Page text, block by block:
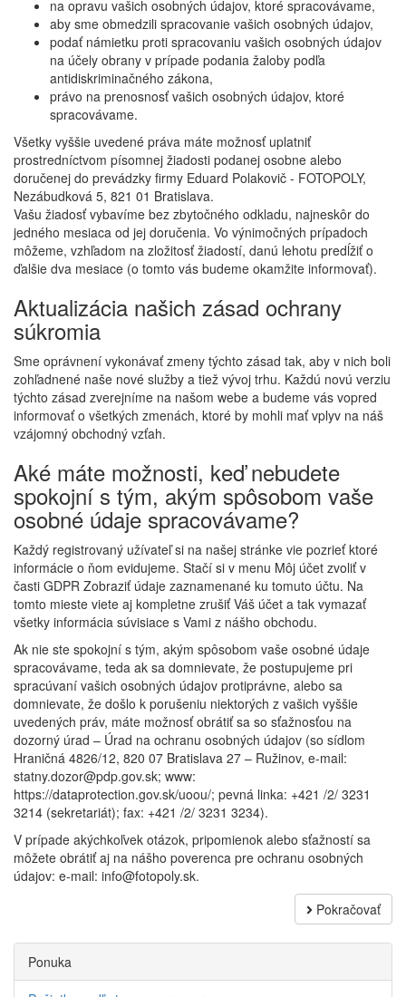
na opravu vašich osobných údajov, ktoré spracovávame,
aby sme obmedzili spracovanie vašich osobných údajov,
podať námietku proti spracovaniu vašich osobných údajov
na účely obrany v prípade podania žaloby podľa
antidiskriminačného zákona,
právo na prenosnosť vašich osobných údajov, ktoré
spracovávame.
Všetky vyššie uvedené práva máte možnosť uplatniť
prostredníctvom písomnej žiadosti podanej osobne alebo
doručenej do prevádzky firmy Eduard Polakovič - FOTOPOLY,
Nezábudková 5, 821 01 Bratislava.
Vašu žiadosť vybavíme bez zbytočného odkladu, najneskôr do
jedného mesiaca od jej doručenia. Vo výnimočných prípadoch
môžeme, vzhľadom na zložitosť žiadostí, danú lehotu predĺžiť o
ďalšie dva mesiace (o tomto vás budeme okamžite informovať).
Aktualizácia našich zásad ochrany
súkromia
Sme oprávnení vykonávať zmeny týchto zásad tak, aby v nich boli
zohľadnené naše nové služby a tiež vývoj trhu. Každú novú verziu
týchto zásad zverejníme na našom webe a budeme vás vopred
informovať o všetkých zmenách, ktoré by mohli mať vplyv na náš
vzájomný obchodný vzťah.
Aké máte možnosti, keď nebudete
spokojní s tým, akým spôsobom vaše
osobné údaje spracovávame?
Každý registrovaný užívateľ si na našej stránke vie pozrieť ktoré
informácie o ňom evidujeme. Stačí si v menu Môj účet zvoliť v
časti GDPR Zobraziť údaje zaznamenané ku tomuto účtu. Na
tomto mieste viete aj kompletne zrušiť Váš účet a tak vymazať
všetky informácia súvisiace s Vami z nášho obchodu.
Ak nie ste spokojní s tým, akým spôsobom vaše osobné údaje
spracovávame, teda ak sa domnievate, že postupujeme pri
spracúvaní vašich osobných údajov protiprávne, alebo sa
domnievate, že došlo k porušeniu niektorých z vašich vyššie
uvedených práv, máte možnosť obrátiť sa so sťažnosťou na
dozorný úrad – Úrad na ochranu osobných údajov (so sídlom
Hraničná 4826/12, 820 07 Bratislava 27 – Ružinov, e-mail:
statny.dozor@pdp.gov.sk; www:
https://dataprotection.gov.sk/uoou/; pevná linka: +421 /2/ 3231
3214 (sekretariát); fax: +421 /2/ 3231 3234).
V prípade akýchkoľvek otázok, pripomienok alebo sťažností sa
môžete obrátiť aj na nášho poverenca pre ochranu osobných
údajov: e-mail: info@fotopoly.sk.
Pokračovať
Ponuka